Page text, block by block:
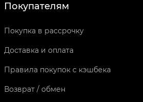
Покупателям
Покупка в рассрочку
Доставка и оплата
Правила покупок с кэшбека
Возврат / обмен